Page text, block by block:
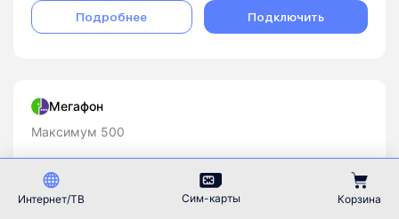
Подробнее Подключить
Мегафон
Максимум 500
Квартира
Интернет/ТВ Сим-карты Корзина